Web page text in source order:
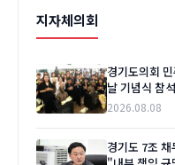
지자체의회
경기도의회
날 기념식 참석
2026.08.08
경기도 7조